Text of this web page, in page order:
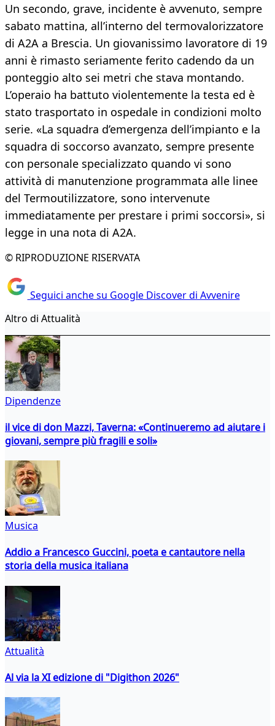
Un secondo, grave, incidente è avvenuto, sempre
sabato mattina, all’interno del termovalorizzatore
di A2A a Brescia. Un giovanissimo lavoratore di 19
anni è rimasto seriamente ferito cadendo da un
ponteggio alto sei metri che stava montando.
L’operaio ha battuto violentemente la testa ed è
stato trasportato in ospedale in condizioni molto
serie. «La squadra d’emergenza dell’impianto e la
squadra di soccorso avanzato, sempre presente
con personale specializzato quando vi sono
attività di manutenzione programmata alle linee
del Termoutilizzatore, sono intervenute
immediatamente per prestare i primi soccorsi», si
legge in una nota di A2A.
© RIPRODUZIONE RISERVATA
Seguici anche su Google Discover di Avvenire
Altro di Attualità
Dipendenze
il vice di don Mazzi, Taverna: «Continueremo ad aiutare i
giovani, sempre più fragili e soli»
Musica
Addio a Francesco Guccini, poeta e cantautore nella
storia della musica italiana
Attualità
Al via la XI edizione di "Digithon 2026"